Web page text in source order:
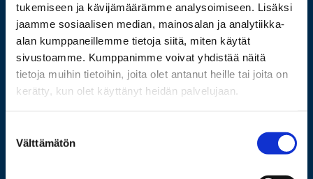
tukemiseen ja kävijämäärämme analysoimiseen. Lisäksi
jaamme sosiaalisen median, mainosalan ja analytiikka-
alan kumppaneillemme tietoja siitä, miten käytät
sivustoamme. Kumppanimme voivat yhdistää näitä
tietoja muihin tietoihin, joita olet antanut heille tai joita on
kerätty, kun olet käyttänyt heidän palvelujaan.
valinta
Välttämätön
029 449 8000